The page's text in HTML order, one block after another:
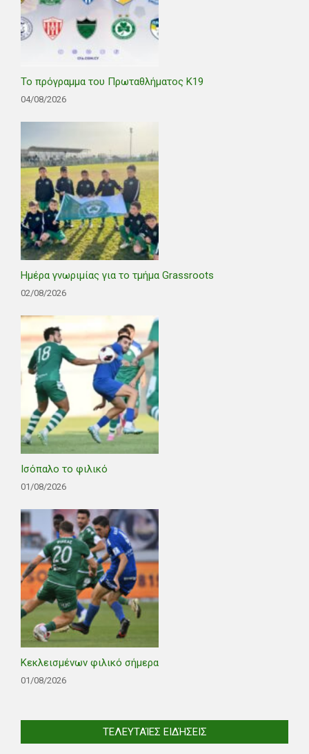
Το πρόγραμμα του Πρωταθλήματος Κ19
04/08/2026
Ημέρα γνωριμίας για το τμήμα Grassroots
02/08/2026
Ισόπαλο το φιλικό
01/08/2026
Κεκλεισμένων φιλικό σήμερα
01/08/2026
ΤΕΛΕΥΤΑΊΕΣ ΕΙΔΉΣΕΙΣ